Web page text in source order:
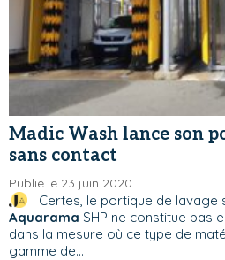
Madic Wash lance son
sans contact
Publié le 23 juin 2020
Certes, le portique de lavage
Aquarama SHP ne constitue pas
dans la mesure où ce type de
gamme de...